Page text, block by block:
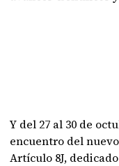
Y del 27 al 30 de
encuentro del
Artículo 8J,